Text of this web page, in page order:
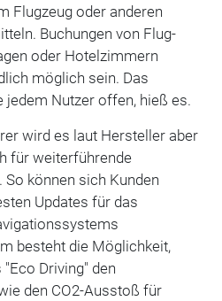
Flugzeug oder anderen
Buchungen von Flug-
oder Hotelzimmern
möglich sein. Das
jedem Nutzer offen, hieß es.
wird es laut Hersteller aber
für weiterführende
können sich Kunden
Updates für das
besteht die Möglichkeit,
Driving" den
den CO2-Ausstoß für